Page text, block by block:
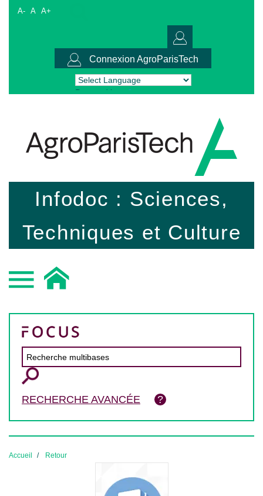
A- A A+
Connexion AgroParisTech
Powered by Translate
Infodoc : Sciences,
Techniques et Culture
RECHERCHE AVANCÉE
Accueil Retour